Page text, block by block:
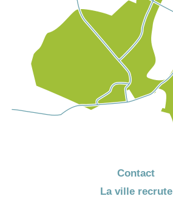
Contact
La ville recrute